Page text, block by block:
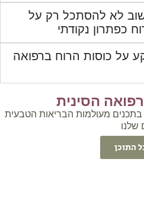
לא להסתכל רק על
כפתרון נקודתי
על כוסות הרוח ברפואה
הסינית
מעולמות הבריאות הטבעית
התוכן